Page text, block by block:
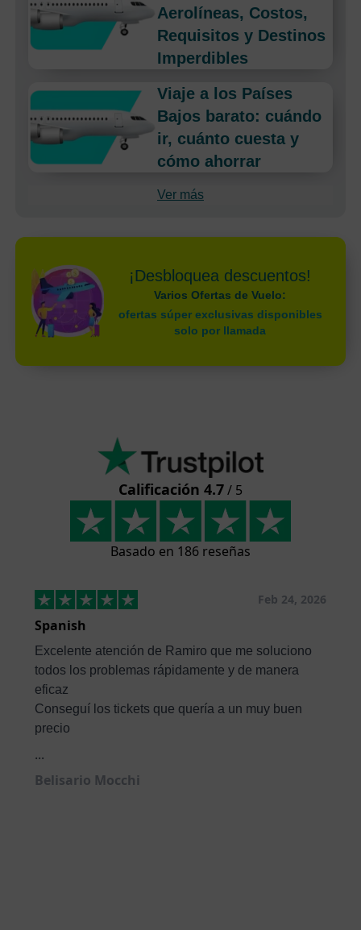
Aerolíneas, Costos,
Requisitos y Destinos
Imperdibles
Viaje a los Países
Bajos barato: cuándo
ir, cuánto cuesta y
cómo ahorrar
Ver más
¡Desbloquea descuentos!
Varios Ofertas de Vuelo:
ofertas súper exclusivas disponibles
solo por llamada
Calificación 4.7/ 5
Basado en 186 reseñas
Feb 24, 2026
Spanish
Excelente atención de Ramiro que me soluciono
todos los problemas rápidamente y de manera
eficaz
Conseguí los tickets que quería a un muy buen
precio
...
Belisario Mocchi